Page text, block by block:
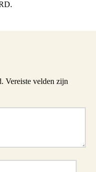
Vereiste velden zijn